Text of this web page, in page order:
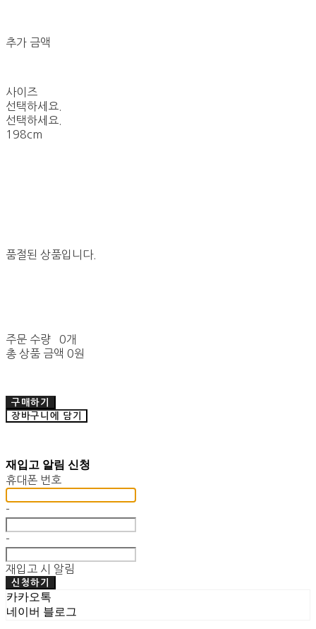
추가 금액
사이즈
선택하세요.
선택하세요.
198cm
품절된 상품입니다.
주문 수량
0개
총 상품 금액 0원
구매하기
장바구니에 담기
재입고 알림 신청
휴대폰 번호
-
-
재입고 시 알림
신청하기
카카오톡
네이버 블로그